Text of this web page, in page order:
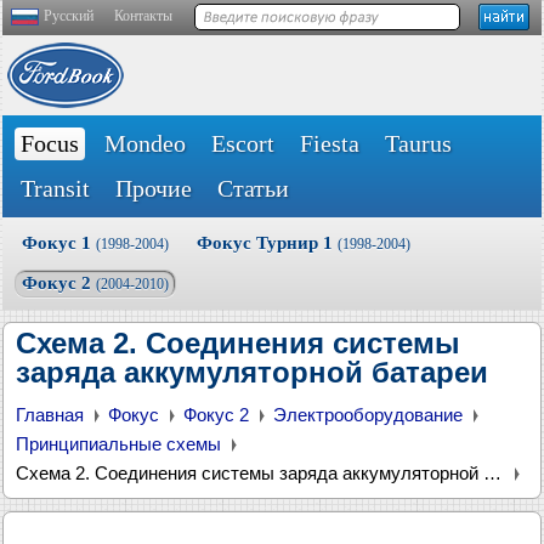
Русский Контакты
Focus Mondeo Escort Fiesta
Taurus
Transit
Прочие Статьи
Фокус 1 (1998-2004) Фокус Турнир 1 (1998-2004)
Фокус 2 (2004-2010)
Схема 2. Соединения системы
заряда аккумуляторной батареи
Главная Фокус Фокус 2
Электрооборудование
Принципиальные схемы
Схема 2. Соединения системы заряда аккумуляторной батареи